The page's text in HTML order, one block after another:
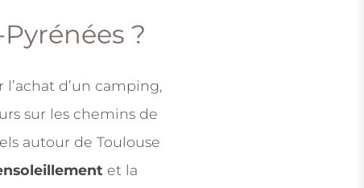
?
l’achat d’un camping,
sur les chemins de
autour de Toulouse
et la